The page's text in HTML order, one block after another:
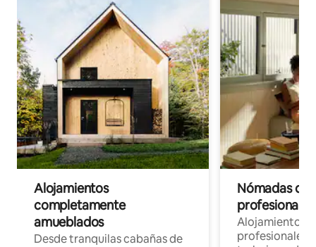
Alojamientos
completamente
amueblados
Desde tranquilas cabañas de
Nómadas
Alojamientos
profesionales